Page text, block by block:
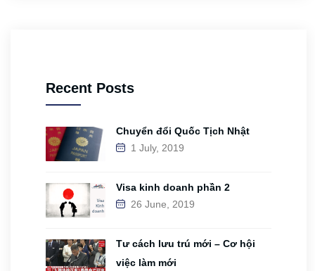
Recent Posts
Chuyển đổi Quốc Tịch Nhật
1 July, 2019
Visa kinh doanh phần 2
26 June, 2019
Tư cách lưu trú mới – Cơ hội
việc làm mới